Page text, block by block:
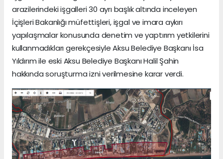
arazilerindeki işgalleri 30 ayrı başlık altında inceleyen
İçişleri Bakanlığı müfettişleri, işgal ve imara aykırı
yapılaşmalar konusunda denetim ve yaptırım yetkilerini
kullanmadıkları gerekçesiyle Aksu Belediye Başkanı İsa
Yıldırım ile eski Aksu Belediye Başkanı Halil Şahin
hakkında soruşturma izni verilmesine karar verdi.